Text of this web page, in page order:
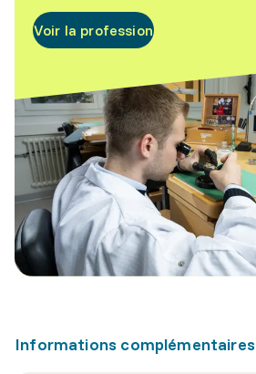
Voir la profession
Informations complémentaires